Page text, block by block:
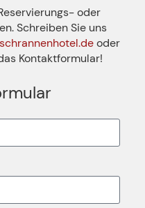
oder
Schreiben Sie uns
oder
Kontaktformular!